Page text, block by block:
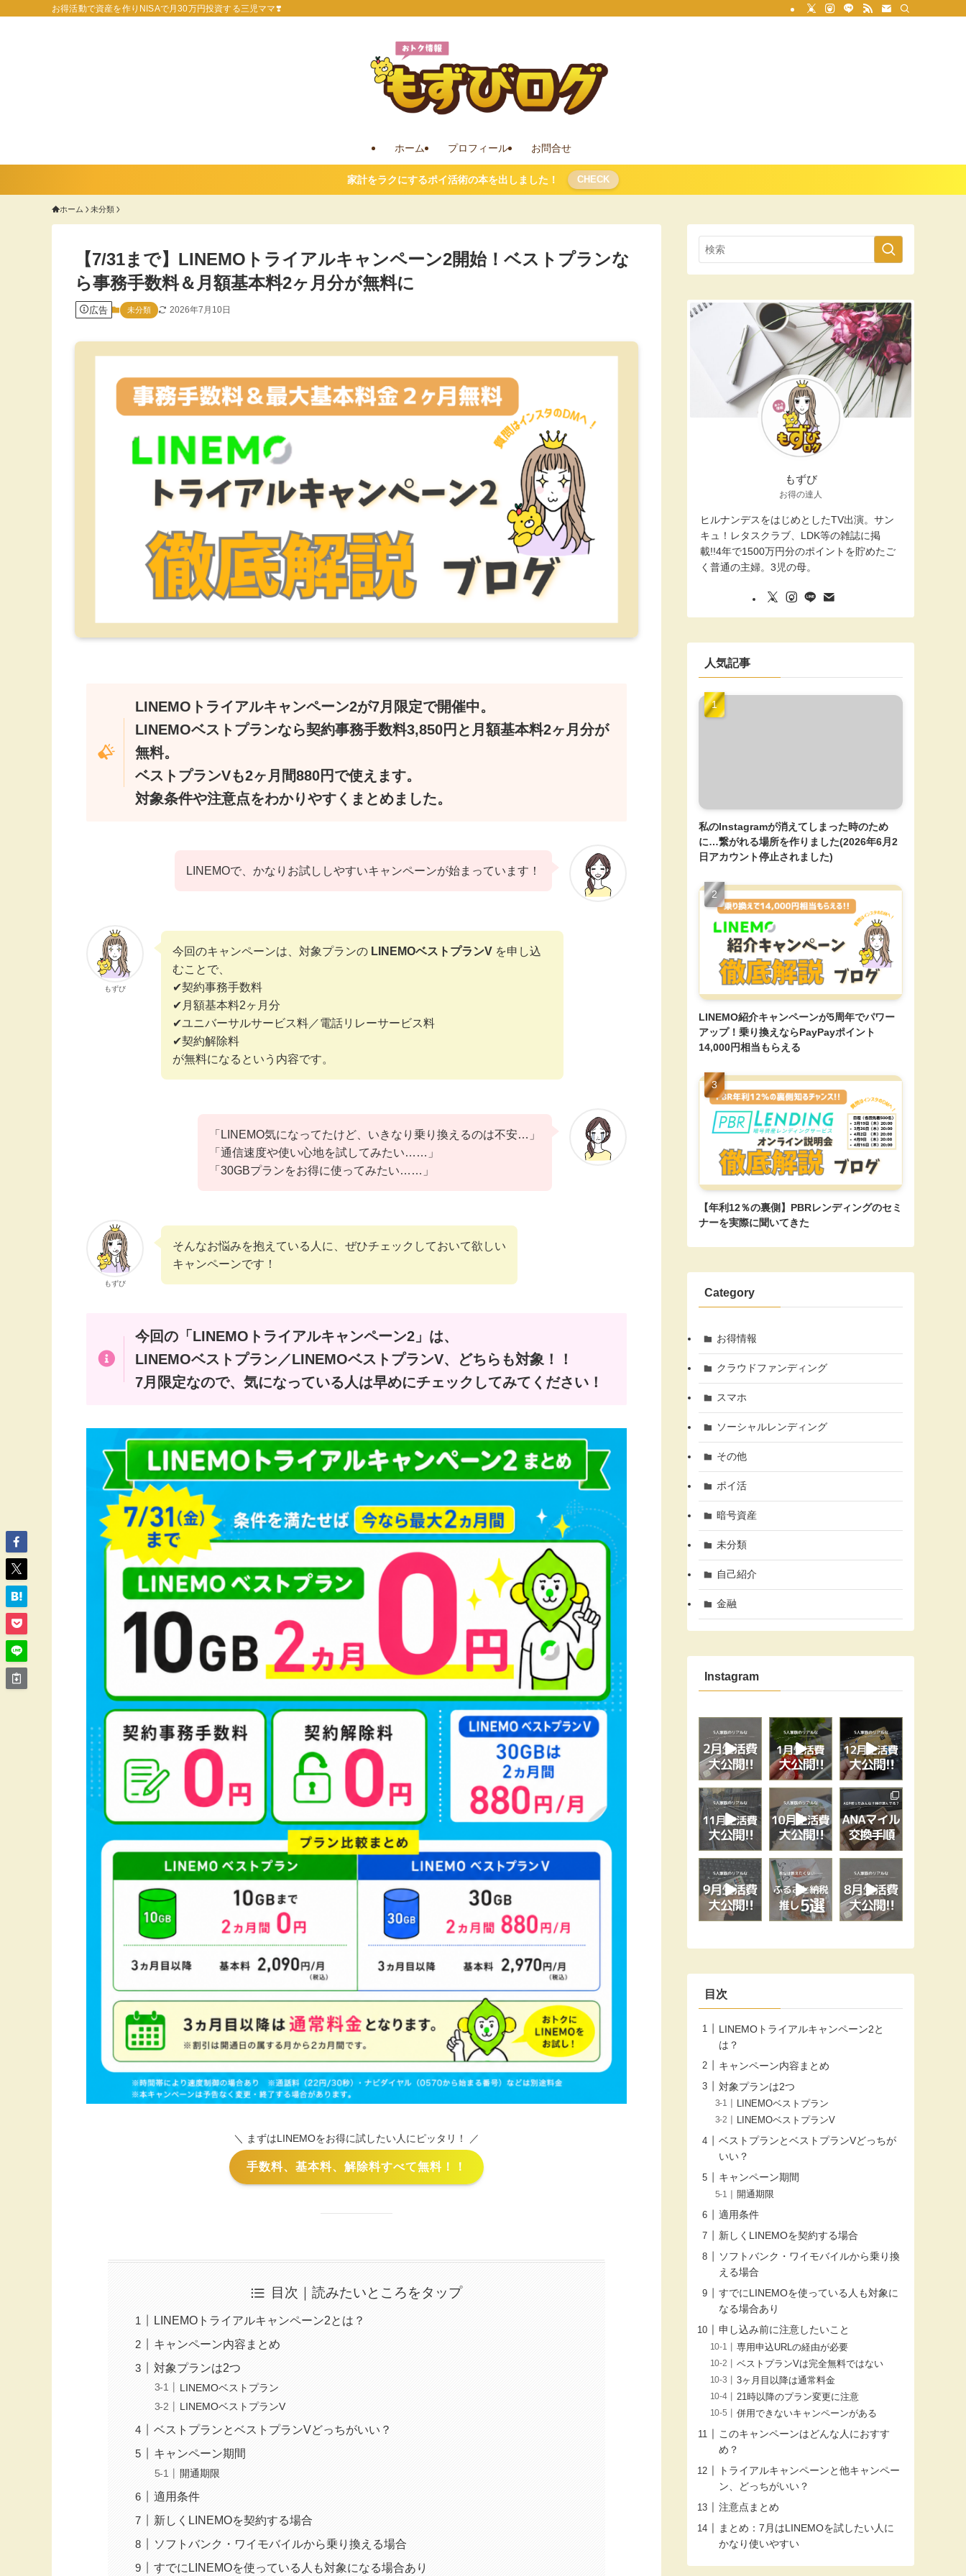
お得活動で資産を作りNISAで月30万円投資する三児ママ❣️
ホーム プロフィール お問合せ
家計をラクにするポイ活術の本を出しました！ CHECK
ホーム 未分類
【7/31まで】LINEMOトライアルキャンペーン2開始！ベストプランな
ら事務手数料＆月額基本料2ヶ月分が無料に
広告 未分類 2026年7月10日
LINEMOトライアルキャンペーン2が7月限定で開催中。
LINEMOベストプランなら契約事務手数料3,850円と月額基本料2ヶ月分が
無料。
ベストプランVも2ヶ月間880円で使えます。
対象条件や注意点をわかりやすくまとめました。
LINEMOで、かなりお試ししやすいキャンペーンが始まっています！
もずび
今回のキャンペーンは、対象プランの LINEMOベストプランV を申し込
むことで、
✔契約事務手数料
✔月額基本料2ヶ月分
✔ユニバーサルサービス料／電話リレーサービス料
✔契約解除料
が無料になるという内容です。
「LINEMO気になってたけど、いきなり乗り換えるのは不安…」
「通信速度や使い心地を試してみたい……」
「30GBプランをお得に使ってみたい……」
もずび
そんなお悩みを抱えている人に、ぜひチェックしておいて欲しい
キャンペーンです！
今回の「LINEMOトライアルキャンペーン2」は、
LINEMOベストプラン／LINEMOベストプランV、どちらも対象！！
7月限定なので、気になっている人は早めにチェックしてみてください！
＼ まずはLINEMOをお得に試したい人にピッタリ！ ／
手数料、基本料、解除料すべて無料！！
目次｜読みたいところをタップ
LINEMOトライアルキャンペーン2とは？
キャンペーン内容まとめ
対象プランは2つ
LINEMOベストプラン
LINEMOベストプランV
ベストプランとベストプランVどっちがいい？
キャンペーン期間
開通期限
適用条件
新しくLINEMOを契約する場合
ソフトバンク・ワイモバイルから乗り換える場合
すでにLINEMOを使っている人も対象になる場合あり
もずび
お得の達人
ヒルナンデスをはじめとしたTV出演。サン
キュ！レタスクラブ、LDK等の雑誌に掲
載!!4年で1500万円分のポイントを貯めたご
く普通の主婦。3児の母。
人気記事
私のInstagramが消えてしまった時のため
に…繋がれる場所を作りました(2026年6月2
日アカウント停止されました)
LINEMO紹介キャンペーンが5周年でパワー
アップ！乗り換えならPayPayポイント
14,000円相当もらえる
【年利12％の裏側】PBRレンディングのセミ
ナーを実際に聞いてきた
Category
お得情報
クラウドファンディング
スマホ
ソーシャルレンディング
その他
ポイ活
暗号資産
未分類
自己紹介
金融
Instagram
目次
LINEMOトライアルキャンペーン2と
は？
キャンペーン内容まとめ
対象プランは2つ
LINEMOベストプラン
LINEMOベストプランV
ベストプランとベストプランVどっちが
いい？
キャンペーン期間
開通期限
適用条件
新しくLINEMOを契約する場合
ソフトバンク・ワイモバイルから乗り換
える場合
すでにLINEMOを使っている人も対象に
なる場合あり
申し込み前に注意したいこと
専用申込URLの経由が必要
ベストプランVは完全無料ではない
3ヶ月目以降は通常料金
21時以降のプラン変更に注意
併用できないキャンペーンがある
このキャンペーンはどんな人におすす
め？
トライアルキャンペーンと他キャンペー
ン、どっちがいい？
注意点まとめ
まとめ：7月はLINEMOを試したい人に
かなり使いやすい